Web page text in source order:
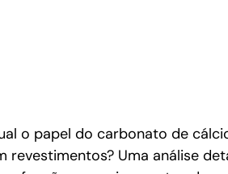
o papel do carbonato de
revestimentos? Uma análise